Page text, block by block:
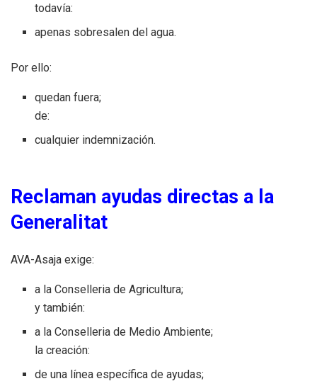
todavía:
apenas sobresalen del agua.
Por ello:
quedan fuera;
de:
cualquier indemnización.
Reclaman ayudas directas a la
Generalitat
AVA-Asaja exige:
a la Conselleria de Agricultura;
y también:
a la Conselleria de Medio Ambiente;
la creación:
de una línea específica de ayudas;